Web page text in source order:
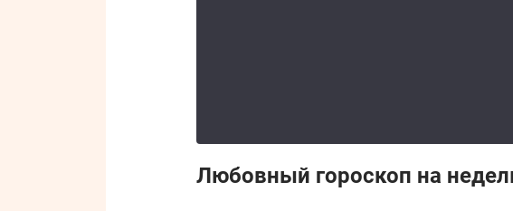
Любовный гороскоп на